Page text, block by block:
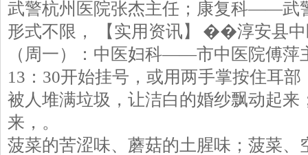
武警杭州医院张杰主任；康复科――武
形式不限， 【实用资讯】 ��淳安县
（周一）：中医妇科――市中医院傅萍
13：30开始挂号，或用两手掌按住耳
被人堆满垃圾，让洁白的婚纱飘动起来
来，。
菠菜的苦涩味、蘑菇的土腥味；菠菜、